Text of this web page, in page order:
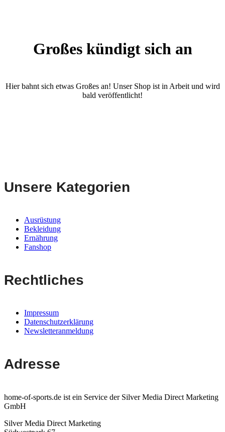
Großes kündigt sich an
Hier bahnt sich etwas Großes an! Unser Shop ist in Arbeit und wird
bald veröffentlicht!
Unsere Kategorien
Ausrüstung
Bekleidung
Ernährung
Fanshop
Rechtliches
Impressum
Datenschutzerklärung
Newsletteranmeldung
Adresse
home-of-sports.de ist ein Service der Silver Media Direct Marketing
GmbH
Silver Media Direct Marketing